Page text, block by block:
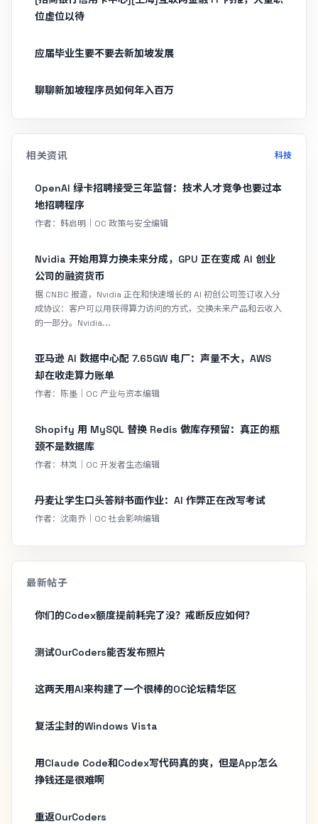
位虚位以待
应届毕业生要不要去新加坡发展
聊聊新加坡程序员如何年入百万
相关资讯 科技
OpenAI 绿卡招聘接受三年监督：技术人才竞争也要过本
地招聘程序
作者：韩启明｜OC 政策与安全编辑
Nvidia 开始用算力换未来分成，GPU 正在变成 AI 创业
公司的融资货币
据 CNBC 报道，Nvidia 正在和快速增长的 AI 初创公司签订收入分
成协议：客户可以用获得算力访问的方式，交换未来产品和云收入
的一部分。Nvidia...
亚马逊 AI 数据中心配 7.65GW 电厂：声量不大，AWS
却在收走算力账单
作者：陈墨｜OC 产业与资本编辑
Shopify 用 MySQL 替换 Redis 做库存预留：真正的瓶
颈不是数据库
作者：林岚｜OC 开发者生态编辑
丹麦让学生口头答辩书面作业：AI 作弊正在改写考试
作者：沈南乔｜OC 社会影响编辑
最新帖子
你们的Codex额度提前耗完了没？戒断反应如何？
测试OurCoders能否发布照片
这两天用AI来构建了一个很棒的OC论坛精华区
复活尘封的Windows Vista
用Claude Code和Codex写代码真的爽，但是App怎么
挣钱还是很难啊
重返OurCoders